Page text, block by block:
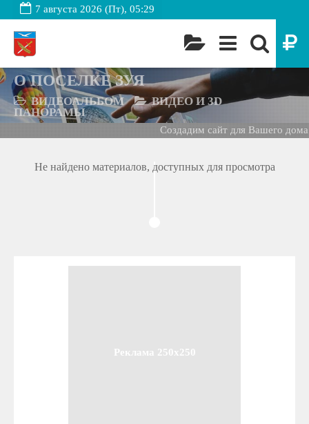
7 августа 2026 (Пт), 05:29
О ПОСЕЛКЕ ЗУЯ
ВИДЕОАЛЬБОМ
ВИДЕО И 3D
ПАНОРАМЫ
Создадим сайт для Вашего дома
Не найдено материалов, доступных для просмотра
Реклама 250x250